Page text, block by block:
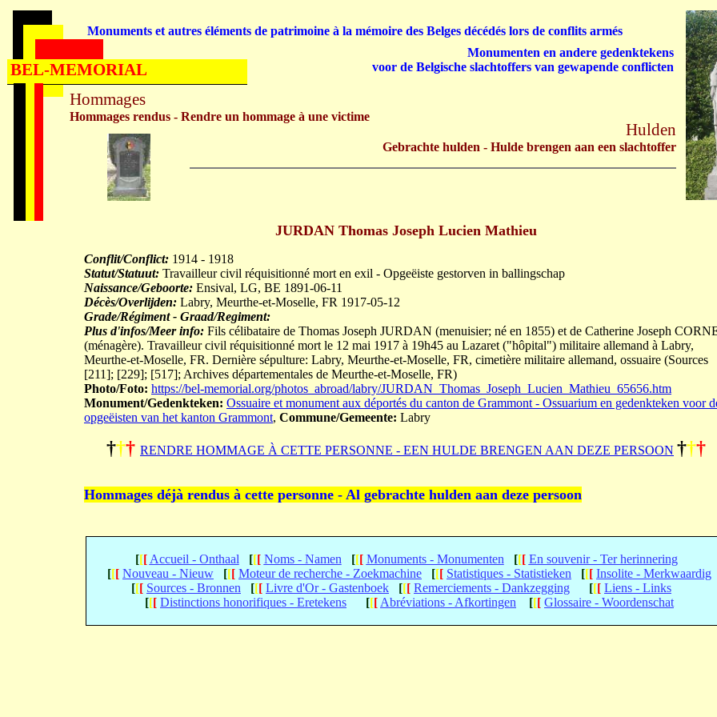
JURDAN Thomas Joseph Lucien Mathieu
Conflit/Conflict: 1914 - 1918
Statut/Statuut: Travailleur civil réquisitionné mort en exil - Opgeëiste gestorven in ballingschap
Naissance/Geboorte: Ensival, LG, BE 1891-06-11
Décès/Overlijden: Labry, Meurthe-et-Moselle, FR 1917-05-12
Grade/Régiment - Graad/Regiment:
Plus d'infos/Meer info: Fils célibataire de Thomas Joseph JURDAN (menuisier; né en 1855) et de Catherine Joseph
(ménagère). Travailleur civil réquisitionné mort le 12 mai 1917 à 19h45 au Lazaret ("hôpital") militaire allemand à Labry,
Meurthe-et-Moselle, FR. Dernière sépulture: Labry, Meurthe-et-Moselle, FR, cimetière militaire allemand, ossuaire (Sources
[211]; [229]; [517]; Archives départementales de Meurthe-et-Moselle, FR)
Photo/Foto: https://bel-memorial.org/photos_abroad/labry/JURDAN_Thomas_Joseph_Lucien_Mathieu_65656.htm
Monument/Gedenkteken: Ossuaire et monument aux déportés du canton de Grammont - Ossuarium en gedenkteken voor
opgeëisten van het kanton Grammont, Commune/Gemeente: Labry
††† RENDRE HOMMAGE À CETTE PERSONNE - EEN HULDE BRENGEN AAN DEZE PERSOON †††
Hommages déjà rendus à cette personne - Al gebrachte hulden aan deze persoon
[[[ Accueil - Onthaal [[[ Noms - Namen [[[ Monuments - Monumenten [[[ En souvenir - Ter herinnering
[[[ Nouveau - Nieuw [[[ Moteur de recherche - Zoekmachine [[[ Statistiques - Statistieken [[[ Insolite - Merkwaardig
[[[ Sources - Bronnen [[[ Livre d'Or - Gastenboek [[[ Remerciements - Dankzegging [[[ Liens - Links
[[[ Distinctions honorifiques - Eretekens [[[ Abréviations - Afkortingen [[[ Glossaire - Woordenschat
Hommages
Hommages rendus - Rendre un hommage à une victime
Hulden
Gebrachte hulden - Hulde brengen aan een slachtoffer
Monuments et autres éléments de patrimoine à la mémoire des Belges décédés lors de conflits armés
Monumenten en andere gedenktekens
voor de Belgische slachtoffers van gewapende conflicten
BEL-MEMORIAL